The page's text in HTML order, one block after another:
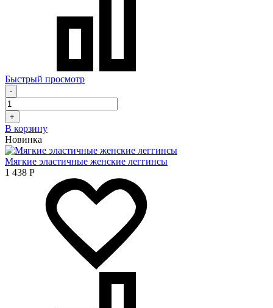
Быстрый просмотр
-
+
В корзину
Новинка
Мягкие эластичные женские леггинсы
1 438 Р